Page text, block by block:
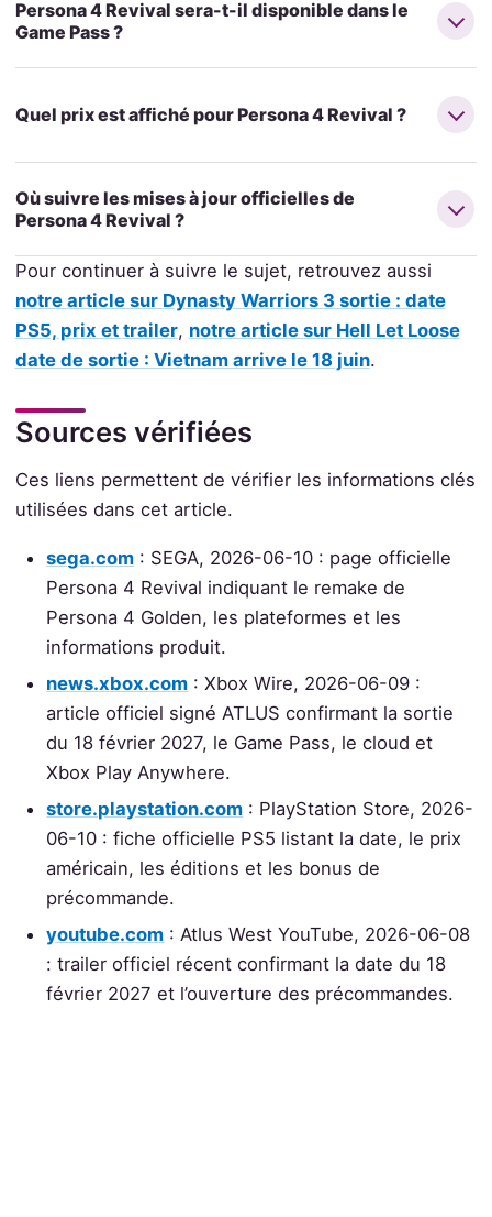
Persona 4 Revival sera-t-il disponible dans le
Game Pass ?
Quel prix est affiché pour Persona 4 Revival ?
Où suivre les mises à jour officielles de
Persona 4 Revival ?
Pour continuer à suivre le sujet, retrouvez aussi
notre article sur Dynasty Warriors 3 sortie : date
PS5, prix et trailer, notre article sur Hell Let Loose
date de sortie : Vietnam arrive le 18 juin.
Sources vérifiées
Ces liens permettent de vérifier les informations clés
utilisées dans cet article.
sega.com : SEGA, 2026-06-10 : page officielle
Persona 4 Revival indiquant le remake de
Persona 4 Golden, les plateformes et les
informations produit.
news.xbox.com : Xbox Wire, 2026-06-09 :
article officiel signé ATLUS confirmant la sortie
du 18 février 2027, le Game Pass, le cloud et
Xbox Play Anywhere.
store.playstation.com : PlayStation Store, 2026-
06-10 : fiche officielle PS5 listant la date, le prix
américain, les éditions et les bonus de
précommande.
youtube.com : Atlus West YouTube, 2026-06-08
: trailer officiel récent confirmant la date du 18
février 2027 et l’ouverture des précommandes.